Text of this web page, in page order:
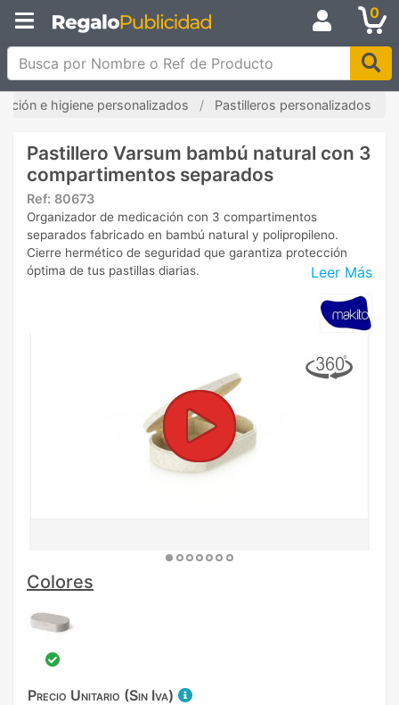
0
Busca por Nombre o Ref de Producto
e higiene personalizados Pastilleros personalizados
Pastillero Varsum bambú natural con 3
compartimentos separados
Ref: 80673
Leer Más
Organizador de medicación con 3 compartimentos
separados fabricado en bambú natural y polipropileno.
Cierre hermético de seguridad que garantiza protección
óptima de tus pastillas diarias.
Colores
Precio Unitario (Sin Iva)